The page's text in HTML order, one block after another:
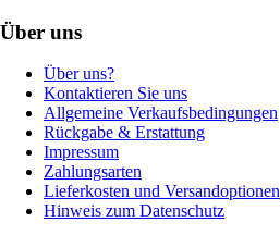
Über uns
Über uns?
Kontaktieren Sie uns
Allgemeine Verkaufsbedingungen
Rückgabe & Erstattung
Impressum
Zahlungsarten
Lieferkosten und Versandoptionen
Hinweis zum Datenschutz